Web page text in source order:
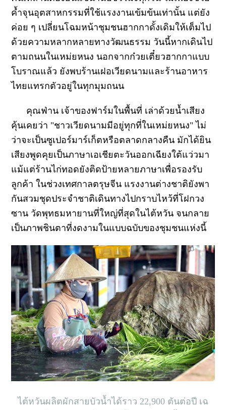
ค้ำจุนอุตสาหกรรมที่ใช้แรงงานเข้มข้นเท่านั้น แต่ยัง
ค่อย ๆ เปลี่ยนโฉมหน้าชุมชนฮากกาดั้งเดิมให้เต็มไป
ด้วยความหลากหลายทางวัฒนธรรม วันนี้หากเดินไป
ตามถนนในเหม่ยหนง นอกจากก๋วยเตี๋ยวฮากกาแบบ
โบราณแล้ว ยังพบร้านเฝอเวียดนามและร้านอาหาร
ไทยแทรกตัวอยู่ในทุกมุมถนน
คุณฟ่าน เจ้าของฟาร์มในพื้นที่ เล่าด้วยน้ำเสียง
คุ้นเคยว่า "ชาวเวียดนามมีอยู่ทุกที่ในเหม่ยหนง" ไม่
ว่าจะเป็นซูเปอร์มาร์เก็ตหรือตลาดกลางคืน มักได้ยิน
เสียงพูดคุยเป็นภาษาเอเชียตะวันออกเฉียงใต้แว่วมา
แม้แต่ร้านไก่ทอดยังติดป้ายหลายภาษาเพื่อรองรับ
ลูกค้า ในช่วงเทศกาลตรุษจีน แรงงานต่างชาติยังพา
กันสวมชุดประจำชาติเดินทางไปกราบไหว้ที่โฝกวง
ซาน วัดพุทธมหายานที่ใหญ่ที่สุดในไต้หวัน จนกลาย
เป็นภาพชินตาที่งดงามในแบบฉบับของชุมชนแห่งนี้
ไต้หวันผลิตผักสายบัวน้ำได้ราว 22,900 ตันต่อปี เฉ